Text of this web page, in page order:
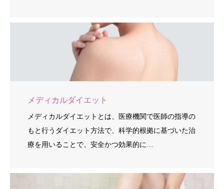
メディカルダイエット
メディカルダイエットとは、医療機関で医師の指導の
もと行うダイエット方法で、科学的根拠に基づいた治
療を用いることで、安全かつ効果的に…